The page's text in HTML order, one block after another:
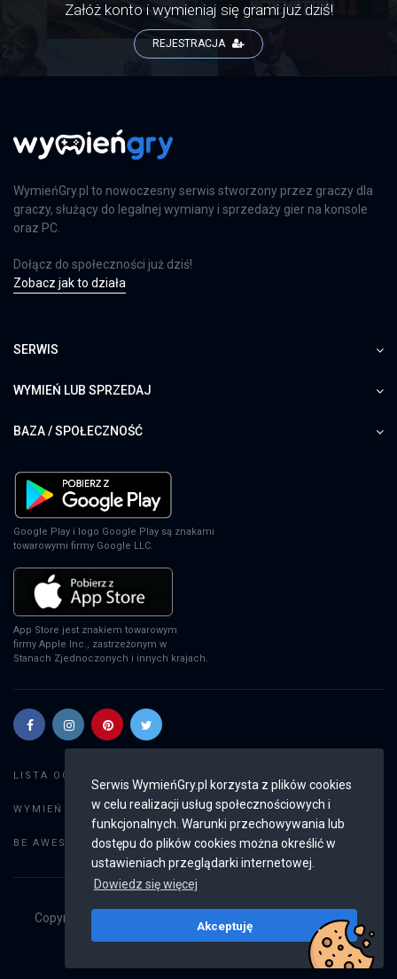
Serwis WymieńGry.pl korzysta z plików cookies
w celu realizacji usług społecznościowych i
funkcjonalnych. Warunki przechowywania lub
dostępu do plików cookies można określić w
ustawieniach przeglądarki internetowej.
Dowiedz się więcej
Akceptuję
Załóż konto i wymieniaj się grami już dziś!
REJESTRACJA
WymieńGry.pl to nowoczesny serwis stworzony przez graczy dla
graczy, służący do legalnej wymiany i sprzedaży gier na konsole
oraz PC.
Dołącz do społeczności już dziś!
Zobacz jak to działa
SERWIS
WYMIEŃ LUB SPRZEDAJ
BAZA / SPOŁECZNOŚĆ
Google Play i logo Google Play są znakami
towarowymi firmy Google LLC.
App Store jest znakiem towarowym
firmy Apple Inc., zastrzeżonym w
Stanach Zjednoczonych i innych krajach.
LISTA OGŁOSZEŃ:
WYMIEŃ GRY: Dodaj ogłoszenie
BE AWESOME: Weryfikacja konta
Copyright © 2019 - 2026
Wszystkie prawa
v2.8.4